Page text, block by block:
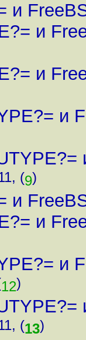
и
и
и
и
(9)
и
и
и
12)
(13)